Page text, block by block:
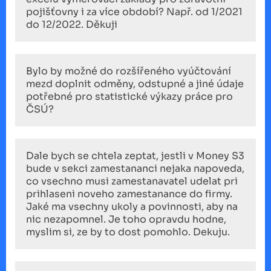
pojišťovny i za více období? Např. od 1/2021
do 12/2022. Děkuji
Bylo by možné do rozšířeného vyúčtování
mezd doplnit odměny, odstupné a jiné údaje
potřebné pro statistické výkazy práce pro
ČSÚ?
Dale bych se chtela zeptat, jestli v Money S3
bude v sekci zamestananci nejaka napoveda,
co vsechno musi zamestanavatel udelat pri
prihlaseni noveho zamestanance do firmy.
Jaké ma vsechny ukoly a povinnosti, aby na
nic nezapomnel. Je toho opravdu hodne,
myslim si, ze by to dost pomohlo. Dekuju.